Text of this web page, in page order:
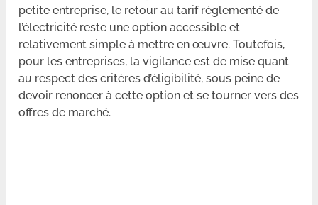
petite entreprise, le retour au tarif réglementé de
l’électricité reste une option accessible et
relativement simple à mettre en œuvre. Toutefois,
pour les entreprises, la vigilance est de mise quant
au respect des critères d’éligibilité, sous peine de
devoir renoncer à cette option et se tourner vers des
offres de marché.